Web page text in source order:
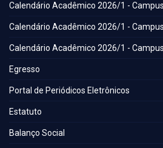
Calendário Acadêmico 2026/1 -
Calendário Acadêmico 2026/1 -
Calendário Acadêmico 2026/1 -
Egresso
Portal de Periódicos Eletrônicos
Estatuto
Balanço Social